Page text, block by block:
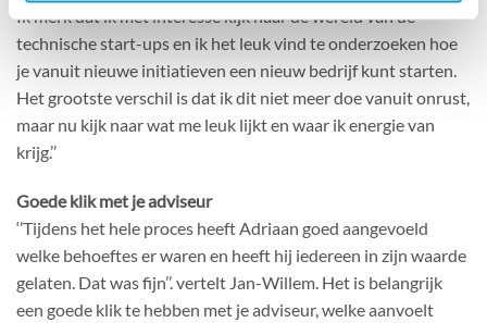
Ik merk dat ik met interesse kijk naar de wereld van de
technische start-ups en ik het leuk vind te onderzoeken hoe
je vanuit nieuwe initiatieven een nieuw bedrijf kunt starten.
Het grootste verschil is dat ik dit niet meer doe vanuit onrust,
maar nu kijk naar wat me leuk lijkt en waar ik energie van
krijg.’’
Goede klik met je adviseur
‘’Tijdens het hele proces heeft Adriaan goed aangevoeld
welke behoeftes er waren en heeft hij iedereen in zijn waarde
gelaten. Dat was fijn’’. vertelt Jan-Willem. Het is belangrijk
een goede klik te hebben met je adviseur, welke aanvoelt